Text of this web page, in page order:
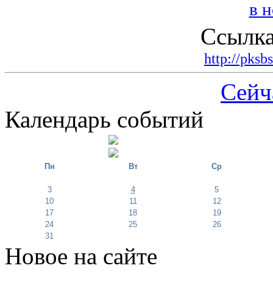
http://
Календарь событий
Пн Вт Ср
3 4
5
10
11
12
17
18
19
24
25
26
31
Новое на сайте